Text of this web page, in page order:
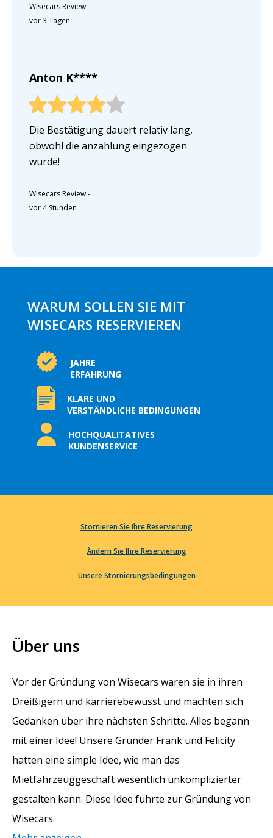
Wisecars Review-
vor 3 Tagen
Anton K****
Die Bestätigung dauert relativ lang,
obwohl die anzahlung eingezogen
wurde!
Wisecars Review-
vor 4 Stunden
WARUM SOLLEN SIE MIT
WISECARS RESERVIEREN
JAHRE
ERFAHRUNG
KLARE UND
VERSTÄNDLICHE BEDINGUNGEN
HOCHQUALITATIVES
KUNDENSERVICE
Stornieren Sie Ihre Reservierung
Ändern Sie Ihre Reservierung
Unsere Stornierungsbedingungen
Über uns
Vor der Gründung von Wisecars waren sie in ihren
Dreißigern und karrierebewusst und machten sich
Gedanken über ihre nächsten Schritte. Alles begann
mit einer Idee! Unsere Gründer Frank und Felicity
hatten eine simple Idee, wie man das
Mietfahrzeuggeschäft wesentlich unkomplizierter
gestalten kann. Diese Idee führte zur Gründung von
Wisecars.